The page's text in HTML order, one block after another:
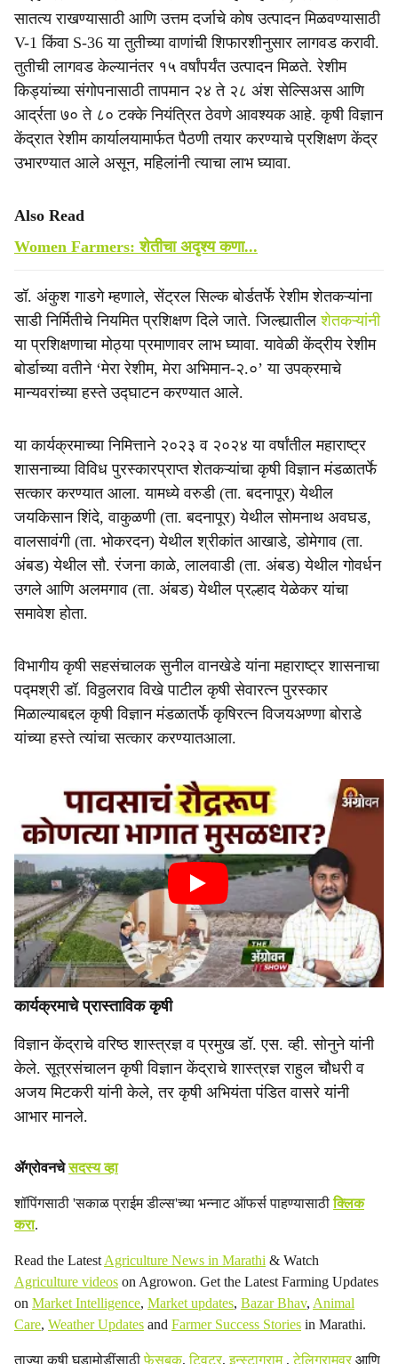
सातत्य राखण्यासाठी आणि उत्तम दर्जाचे कोष उत्पादन मिळवण्यासाठी
V-1 किंवा S-36 या तुतीच्या वाणांची शिफारशीनुसार लागवड करावी.
तुतीची लागवड केल्यानंतर १५ वर्षांपर्यंत उत्पादन मिळते. रेशीम
किड्यांच्या संगोपनासाठी तापमान २४ ते २८ अंश सेल्सिअस आणि
आर्द्रता ७० ते ८० टक्के नियंत्रित ठेवणे आवश्यक आहे. कृषी विज्ञान
केंद्रात रेशीम कार्यालयामार्फत पैठणी तयार करण्याचे प्रशिक्षण केंद्र
उभारण्यात आले असून, महिलांनी त्याचा लाभ घ्यावा.
Also Read
Women Farmers: शेतीचा अदृश्य कणा...
डॉ. अंकुश गाडगे म्हणाले, सेंट्रल सिल्क बोर्डतर्फे रेशीम शेतकऱ्यांना
साडी निर्मितीचे नियमित प्रशिक्षण दिले जाते. जिल्ह्यातीलशेतकऱ्यांनी
या प्रशिक्षणाचा मोठ्या प्रमाणावर लाभ घ्यावा. यावेळी केंद्रीय रेशीम
बोर्डाच्या वतीने ‘मेरा रेशीम, मेरा अभिमान-२.०’ या उपक्रमाचे
मान्यवरांच्या हस्ते उद्घाटन करण्यात आले.
या कार्यक्रमाच्या निमित्ताने २०२३ व २०२४ या वर्षांतील महाराष्ट्र
शासनाच्या विविध पुरस्कारप्राप्त शेतकऱ्यांचा कृषी विज्ञान मंडळातर्फे
सत्कार करण्यात आला. यामध्ये वरुडी (ता. बदनापूर) येथील
जयकिसान शिंदे, वाकुळणी (ता. बदनापूर) येथील सोमनाथ अवघड,
वालसावंगी (ता. भोकरदन) येथील श्रीकांत आखाडे, डोमेगाव (ता.
अंबड) येथील सौ. रंजना काळे, लालवाडी (ता. अंबड) येथील गोवर्धन
उगले आणि अलमगाव (ता. अंबड) येथील प्रल्हाद येळेकर यांचा
समावेश होता.
विभागीय कृषी सहसंचालक सुनील वानखेडे यांना महाराष्ट्र शासनाचा
पद्मश्री डॉ. विठ्ठलराव विखे पाटील कृषी सेवारत्न पुरस्कार
मिळाल्याबद्दल कृषी विज्ञान मंडळातर्फे कृषिरत्न विजयअण्णा बोराडे
यांच्या हस्ते त्यांचा सत्कार करण्यातआला.
कार्यक्रमाचे प्रास्ताविक कृषी
विज्ञान केंद्राचे वरिष्ठ शास्त्रज्ञ व प्रमुख डॉ. एस. व्ही. सोनुने यांनी
केले. सूत्रसंचालन कृषी विज्ञान केंद्राचे शास्त्रज्ञ राहुल चौधरी व
अजय मिटकरी यांनी केले, तर कृषी अभियंता पंडित वासरे यांनी
आभार मानले.
ॲग्रोवनचेसदस्य व्हा
शॉपिंगसाठी 'सकाळ प्राईम डील्स'च्या भन्नाट ऑफर्स पाहण्यासाठीक्लिक
करा.
Read the Latest Agriculture News in Marathi & Watch
Agriculture videos on Agrowon. Get the Latest Farming Updates
on Market Intelligence, Market updates, Bazar Bhav, Animal
Care, Weather Updates and Farmer Success Stories in Marathi.
ताज्या कृषी घडामोडींसाठीफेसबुक,ट्विटर,इन्स्टाग्राम ,टेलिग्रामवरआणि